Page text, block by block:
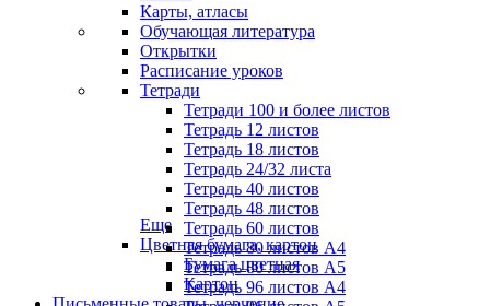
Карты, атласы
Обучающая литература
Открытки
Расписание уроков
Тетради
Тетради 100 и более листов
Тетрадь 12 листов
Тетрадь 18 листов
Тетрадь 24/32 листа
Тетрадь 40 листов
Тетрадь 48 листов
Тетрадь 60 листов
Тетрадь 80 листов А4
Тетрадь 80 листов А5
Тетрадь 96 листов А4
Еще
Цветная бумага, картон
Бумага цветная
Картон